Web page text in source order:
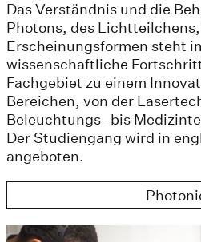
Das Verständnis und die
Photons, des
Erscheinungsformen steht
wissenschaftliche
Fachgebiet zu einem
Bereichen, von der
Beleuchtungs- bis
Der Studiengang wird in
angeboten.